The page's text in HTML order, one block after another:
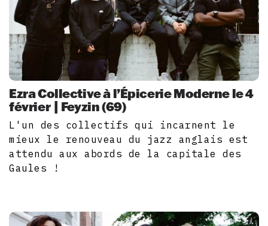
Ezra Collective à l’Épicerie Moderne le 4
février | Feyzin (69)
L'un des collectifs qui incarnent le
mieux le renouveau du jazz anglais est
attendu aux abords de la capitale des
Gaules !